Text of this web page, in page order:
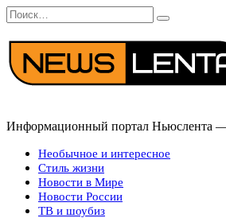
Перейти
к
содержанию
Search
for:
Информационный портал Ньюслента
Необычное и интересное
Стиль жизни
Новости в Мире
Новости России
ТВ и шоубиз